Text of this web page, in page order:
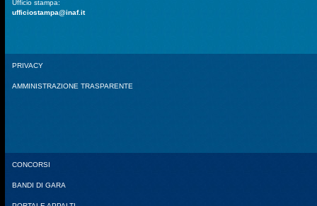
Ufficio stampa:
ufficiostampa@inaf.it
PRIVACY
AMMINISTRAZIONE TRASPARENTE
CONCORSI
BANDI DI GARA